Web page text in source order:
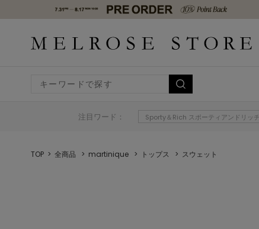
注目ワード： Sporty＆Rich スポーティアンドリッチ
TOP 全商品 martinique トップス スウェット